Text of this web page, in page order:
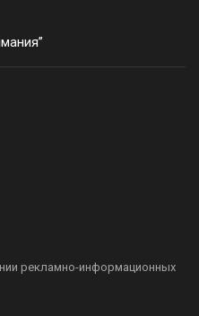
рекламно-информационных